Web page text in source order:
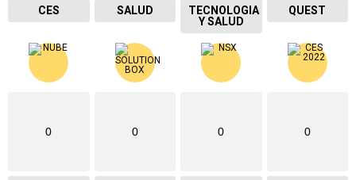
CES SALUD
TECNOLOGIA
Y SALUD
QUEST
0 0 0 0